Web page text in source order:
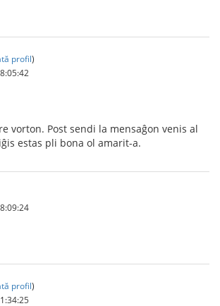
profil)
vorton. Post sendi la mensaĝon venis al
estas pli bona ol amarit-a.
profil)